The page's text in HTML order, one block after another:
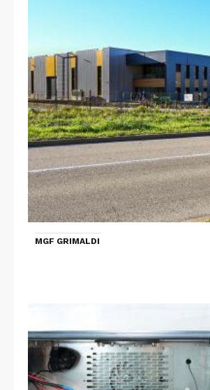
MGF GRIMALDI